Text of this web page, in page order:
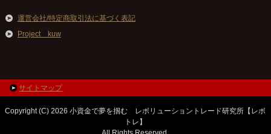
運営会社/特定商取引法に基づく表記
Project kuw
サイトマップ
Copyright (C) 2026 小資金で夢を掴む レボリューショントレード研究所【レボ
トレ】